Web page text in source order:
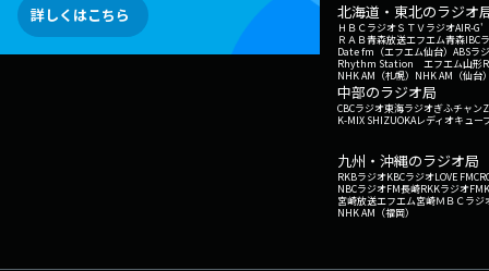
詳しくはこちら
北海道・東北のラジオ
ＨＢＣラジオＳＴＶラジオAIR-G'
ＲＡＢ青森放送エフエム青森IBC
Date fm（エフエム仙台） ABSラ
Rhythm Station エフエム山形
NHK AM（札幌） NHK AM（仙台
中部のラジオ局
CBCラジオ東海ラジオぎふチャン
K-MIX SHIZUOKAレディオキュー
九州・沖縄のラジオ局
RKBラジオKBCラジオLOVE FM
NBCラジオFM長崎RKKラジオ
宮崎放送エフエム宮崎ＭＢＣラジ
NHK AM（福岡）